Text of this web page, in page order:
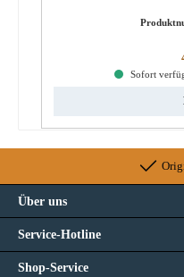
Sofort
Über uns
Service-Hotline
Shop-Service